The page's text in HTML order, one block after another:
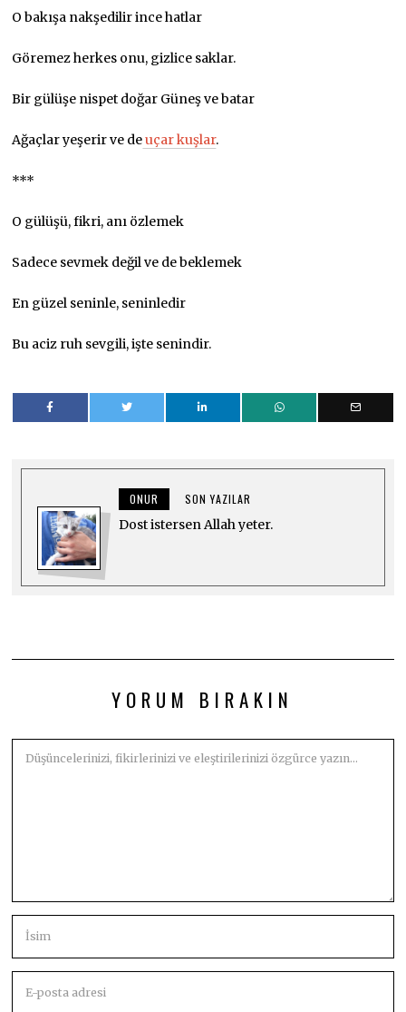
O bakışa nakşedilir ince hatlar
Göremez herkes onu, gizlice saklar.
Bir gülüşe nispet doğar Güneş ve batar
Ağaçlar yeşerir ve deuçar kuşlar.
***
O gülüşü, fikri, anı özlemek
Sadece sevmek değil ve de beklemek
En güzel seninle, seninledir
Bu aciz ruh sevgili, işte senindir.
ONUR SON YAZILAR
Dost istersen Allah yeter.
YORUM BIRAKIN